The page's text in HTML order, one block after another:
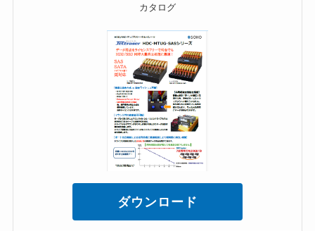
カタログ
ダウンロード